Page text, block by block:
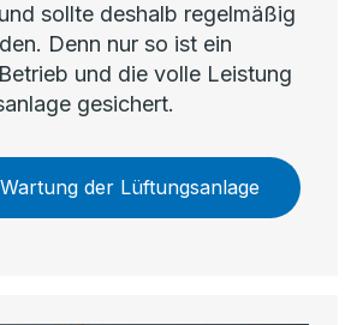
sollte deshalb regelmäßig
Denn nur so ist ein
und die volle Leistung
gesichert.
der Lüftungsanlage